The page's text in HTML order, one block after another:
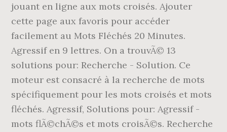
jouant en ligne aux mots croisés. Ajouter
cette page aux favoris pour accéder
facilement au Mots Fléchés 20 Minutes.
Agressif en 9 lettres. On a trouvÃ© 13
solutions pour: Recherche - Solution. Ce
moteur est consacré à la recherche de mots
spécifiquement pour les mots croisés et mots
fléchés. Agressif, Solutions pour: Agressif -
mots flÃ©chÃ©s et mots croisÃ©s. Recherche